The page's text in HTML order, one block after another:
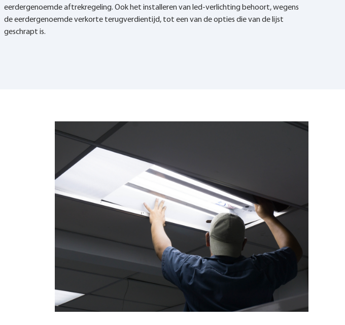
eerdergenoemde aftrekregeling. Ook het installeren van led-verlichting behoort, wegens
de eerdergenoemde verkorte terugverdientijd, tot een van de opties die van de lijst
geschrapt is.